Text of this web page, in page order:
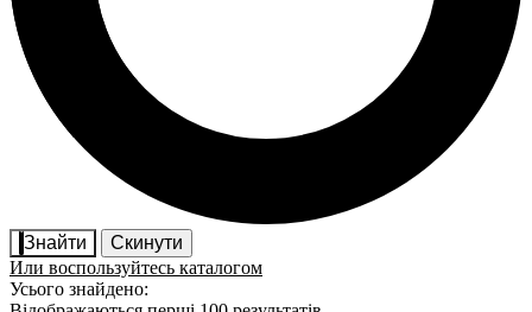
Знайти
Скинути
Или воспользуйтесь каталогом
Усього знайдено: